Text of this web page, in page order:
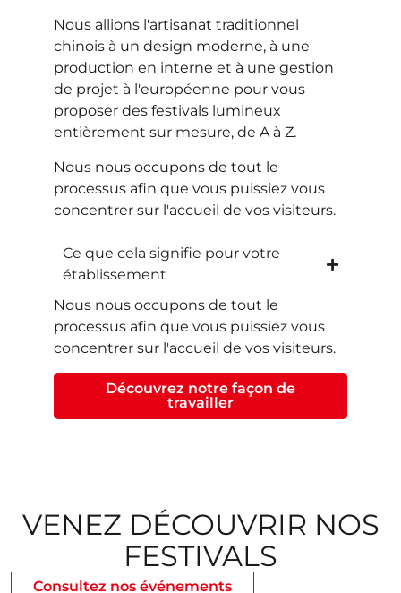
Nous allions l'artisanat traditionnel
chinois à un design moderne, à une
production en interne et à une gestion
de projet à l'européenne pour vous
proposer des festivals lumineux
entièrement sur mesure, de A à Z.
Nous nous occupons de tout le
processus afin que vous puissiez vous
concentrer sur l'accueil de vos visiteurs.
Ce que cela signifie pour votre
établissement
Nous nous occupons de tout le
processus afin que vous puissiez vous
concentrer sur l'accueil de vos visiteurs.
Découvrez notre façon de
travailler
VENEZ DÉCOUVRIR NOS
FESTIVALS
Consultez nos événements